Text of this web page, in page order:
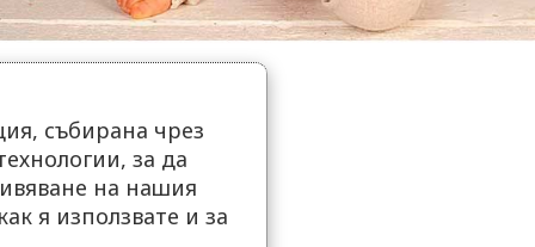
събирана чрез
за да
на нашия
я използвате и за